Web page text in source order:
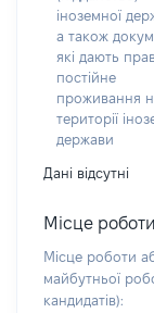
іноземної
а також
які дають
постійне
проживання
території
держави
Дані відсутні
Місце
Місце роботи
майбутньої
кандидатів):